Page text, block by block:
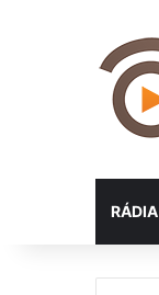
RÁDIA